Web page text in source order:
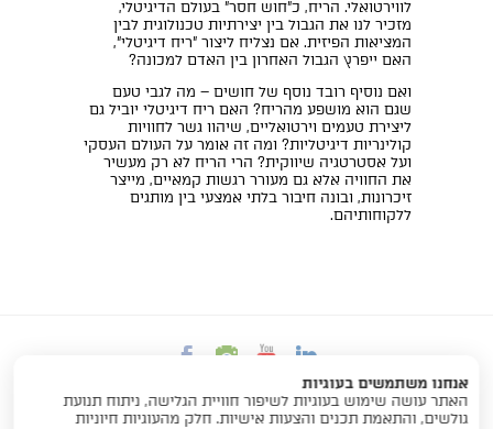
לווירטואלי. הריח, כ"חוש חסר" בעולם הדיגיטלי,
מזכיר לנו את הגבול בין יצירתיות טכנולוגית לבין
המציאות הפיזית. אם נצליח ליצור "ריח דיגיטלי",
האם ייפרץ הגבול האחרון בין האדם למכונה?
ואם נוסיף רובד נוסף של חושים – מה לגבי טעם
שגם הוא מושפע מהריח? האם ריח דיגיטלי יוביל גם
ליצירת טעמים וירטואליים, שיהוו גשר לחוויות
קולינריות דיגיטליות? ומה זה אומר על העולם העסקי
ועל אסטרטגיה שיווקית? הרי הריח לא רק מעשיר
את החוויה אלא גם מעורר רגשות קמאיים, מייצר
זיכרונות, ובונה חיבור בלתי אמצעי בין מותגים
ללקוחותיהם.
אנחנו משתמשים בעוגיות
האתר עושה שימוש בעוגיות לשיפור חוויית הגלישה, ניתוח תנועת
גולשים, והתאמת תכנים והצעות אישיות. חלק מהעוגיות חיוניות